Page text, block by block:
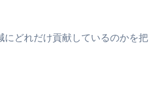
どれだけ貢献しているのかを把